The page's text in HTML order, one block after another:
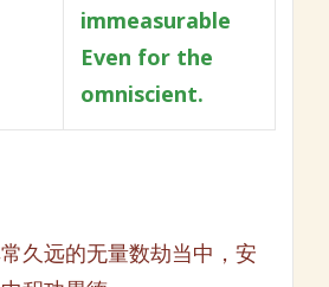
immeasurable
Even for the
omniscient.
久远的无量数劫当中，安